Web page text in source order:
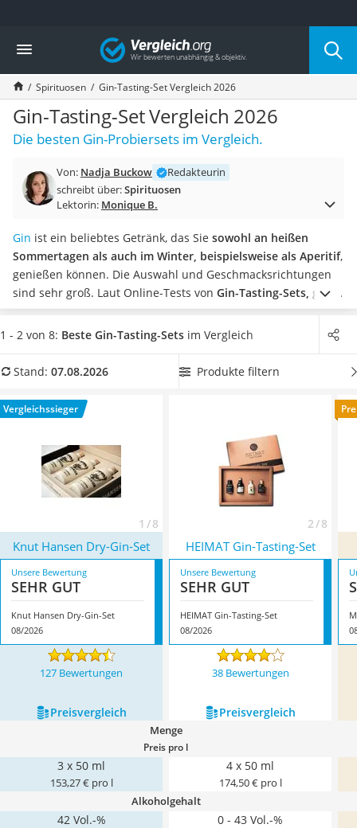
Die beliebtesten Vergleiche nach Kategorie
Lebensmittel
Schwarzkümmelöl
Knäckebrot
Schwarzkümmelöl-Kapseln
Manukahonig
Eiklar
Balsamico-Essig
Schwarzkümmelöl bio
Honig
Gemüsebrühe
Eiskaffee-Pulver
Irischer Whiskey
Grapefruitkernextrakt
Matcha-Set
MCT-Öl
Erythrit
Müsli ohne Zuckerzusatz
Vergleich
Spirituosen Gin-Tasting-Set Vergleich 2026
Gin-Tasting-Set Vergleich 2026
Die besten Gin-Probiersets im Vergleich.
Von: Nadja Buckow
Redakteurin
schreibt über:Spirituosen
Lektorin: Monique B.
Gin ist ein beliebtes Getränk, das Sie sowohl an heißen
Sommertagen als auch im Winter, beispielsweise als Aperitif,
genießen können. Die Auswahl und Geschmacksrichtungen
sind sehr groß. Laut Online-Tests von Gin-Tasting-Sets, gibt
es Sets mit verschiedenen Gin-Sorten, die sowohl im Fass als
auch Kupferkessel gereift sind, um möglichst viele
nach Belieben mit unterschiedlichen Botanicals – und
hier im August 2026 besonders das Modell
Knut Hansen Dry-
Gin-Set* mit seinen Eigenschaften.
1 - 2 von 8: Beste Gin-Tasting-Sets im Vergleich
Stand: 07.08.2026 Produkte filtern
Vergleichssieger
1 / 8 2 / 8
Knut Hansen Dry-Gin-Set HEIMAT Gin-Tasting-Set
Unsere Bewertung
SEHR GUT
Knut Hansen Dry-Gin-Set
08/2026
Unsere Bewertung
SEHR GUT
HEIMAT Gin-Tasting-Set
08/2026
127 Bewertungen 38 Bewertungen
Preis­vergleich Preis­vergleich
Menge
Preis pro l
3 x 50 ml
153,27 € pro l
4 x 50 ml
174,50 € pro l
Alkoholgehalt
42 Vol.-% 0 - 43 Vol.-%